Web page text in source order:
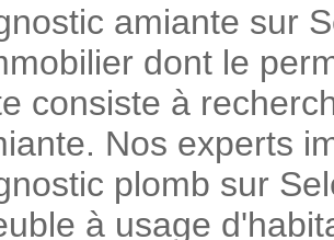
amiante sur
dont le
consiste à
Nos experts
plomb sur
à usage